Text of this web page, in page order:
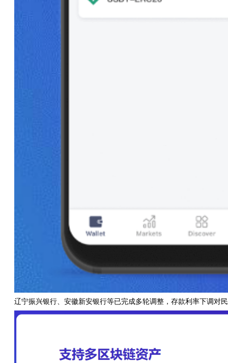
辽宁振兴银行、安徽新安银行等已完成多轮调整，存款利率下调对